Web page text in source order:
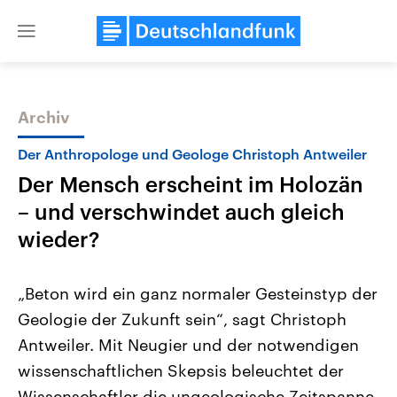
Close
Themen
2026
Alle Informationen
Sachsen-Anhalt wählt am 6.
September 2026 einen neuen
Landtag. Seit 2021 wird das
Bundesland von einer Koalition aus
Aktuelle Beiträge,
Hintergründe
Wirtschaftlich und
gehören die Vereinigten
den mächtigsten Ländern
mit großem Einfluss auf
Archiv
Der Anthropologe und Geologe Christoph Antweiler
Der Mensch erscheint im Holozän
– und verschwindet auch gleich
wieder?
„Beton wird ein ganz normaler Gesteinstyp der
Geologie der Zukunft sein“, sagt Christoph
Antweiler. Mit Neugier und der notwendigen
wissenschaftlichen Skepsis beleuchtet der